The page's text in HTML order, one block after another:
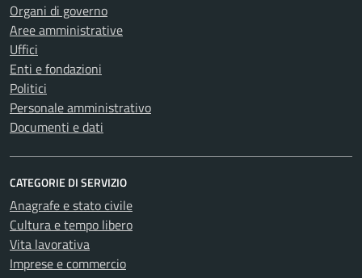
Organi di governo
Aree amministrative
Uffici
Enti e fondazioni
Politici
Personale amministrativo
Documenti e dati
CATEGORIE DI SERVIZIO
Anagrafe e stato civile
Cultura e tempo libero
Vita lavorativa
Imprese e commercio